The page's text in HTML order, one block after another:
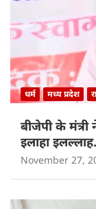
धर्म मध्य प्रदेश
बीजेपी के
इलाहा
November 27,